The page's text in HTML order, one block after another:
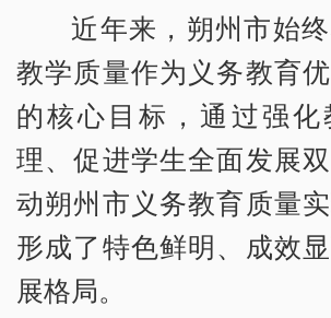
近年来，朔州市始
教学质量作为义务教育
的核心目标，通过强化
理、促进学生全面发展
动朔州市义务教育质量
形成了特色鲜明、成效
展格局。